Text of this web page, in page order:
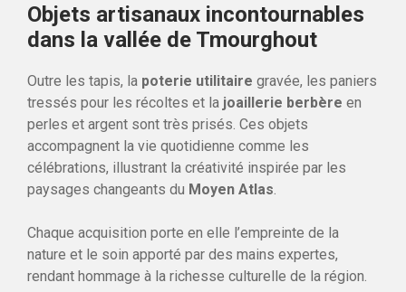
Objets artisanaux incontournables
dans la vallée de Tmourghout
Outre les tapis, la poterie utilitaire gravée, les paniers
tressés pour les récoltes et la joaillerie berbère en
perles et argent sont très prisés. Ces objets
accompagnent la vie quotidienne comme les
célébrations, illustrant la créativité inspirée par les
paysages changeants du Moyen Atlas.
Chaque acquisition porte en elle l’empreinte de la
nature et le soin apporté par des mains expertes,
rendant hommage à la richesse culturelle de la région.